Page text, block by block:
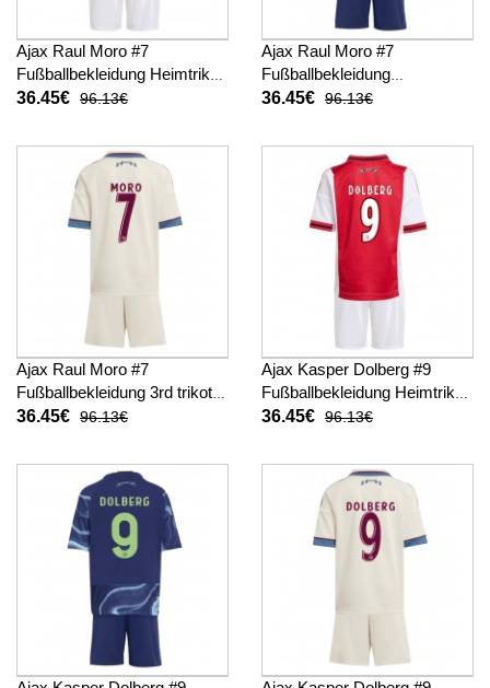
Ajax Raul Moro #7
Fußballbekleidung Heimtrikot
Kinder 2025-26 Kurzarm (+
36.45€ 96.13€
Ajax Raul Moro #7
Fußballbekleidung
Auswärtstrikot Kinder 2025-
36.45€ 96.13€
Ajax Raul Moro #7
Fußballbekleidung 3rd trikot
Kinder 2025-26 Kurzarm (+
36.45€ 96.13€
Ajax Kasper Dolberg #9
Fußballbekleidung Heimtrikot
Kinder 2025-26 Kurzarm (+
36.45€ 96.13€